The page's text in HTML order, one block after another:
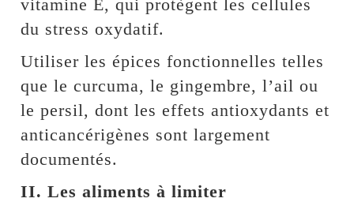
vitamine E, qui protègent les cellules
du stress oxydatif.
Utiliser les épices fonctionnelles telles
que le curcuma, le gingembre, l’ail ou
le persil, dont les effets antioxydants et
anticancérigènes sont largement
documentés.
II. Les aliments à limiter